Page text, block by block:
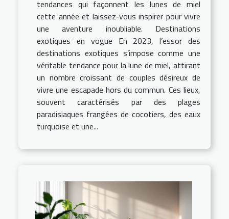
tendances qui façonnent les lunes de miel
cette année et laissez-vous inspirer pour vivre
une aventure inoubliable. Destinations
exotiques en vogue En 2023, l’essor des
destinations exotiques s’impose comme une
véritable tendance pour la lune de miel, attirant
un nombre croissant de couples désireux de
vivre une escapade hors du commun. Ces lieux,
souvent caractérisés par des plages
paradisiaques frangées de cocotiers, des eaux
turquoise et une...